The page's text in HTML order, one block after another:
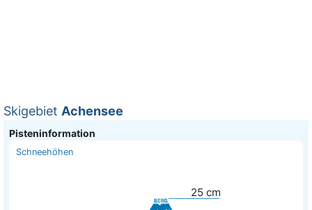
Skigebiet Achensee
Pisteninformation
Schneehöhen
25 cm